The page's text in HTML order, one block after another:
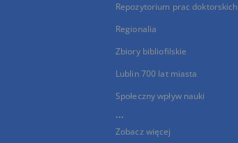
Repozytorium prac doktorskich
Regionalia
Zbiory bibliofilskie
Lublin 700 lat miasta
Społeczny wpływ nauki
...
Zobacz więcej